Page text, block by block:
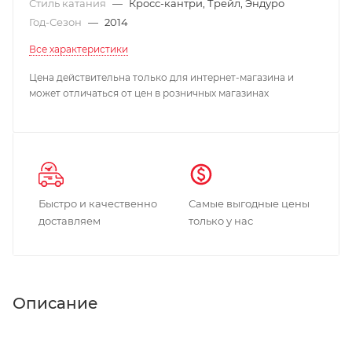
Стиль катания — Кросс-кантри, Трейл, Эндуро
Год-Сезон — 2014
Все характеристики
Цена действительна только для интернет-магазина и
может отличаться от цен в розничных магазинах
Быстро и качественно
доставляем
Самые выгодные цены
только у нас
Описание